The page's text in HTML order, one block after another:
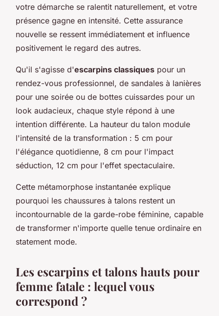
votre démarche se ralentit naturellement, et votre
présence gagne en intensité. Cette assurance
nouvelle se ressent immédiatement et influence
positivement le regard des autres.
Qu'il s'agisse d'escarpins classiques pour un
rendez-vous professionnel, de sandales à lanières
pour une soirée ou de bottes cuissardes pour un
look audacieux, chaque style répond à une
intention différente. La hauteur du talon module
l'intensité de la transformation : 5 cm pour
l'élégance quotidienne, 8 cm pour l'impact
séduction, 12 cm pour l'effet spectaculaire.
Cette métamorphose instantanée explique
pourquoi les chaussures à talons restent un
incontournable de la garde-robe féminine, capable
de transformer n'importe quelle tenue ordinaire en
statement mode.
Les escarpins et talons hauts pour
femme fatale : lequel vous
correspond ?